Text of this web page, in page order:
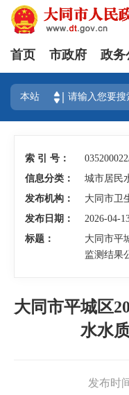
首页 市政府 政务
本站
索 引 号：
信息分类：
城市居民
发布机构：
大同市卫
发布日期：
2026-04-
标题：
大同市平
监测结果
大同市平城区
水水
发布时